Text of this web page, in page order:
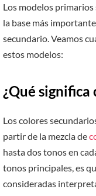
Los modelos
la base más
secundario. Veamos
estos modelos:
¿Qué
Los colores
partir de la mezcla de
hasta dos tonos en
tonos principales, es
consideradas